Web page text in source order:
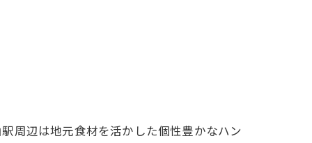
周辺は地元食材を活かした個性豊かなハン